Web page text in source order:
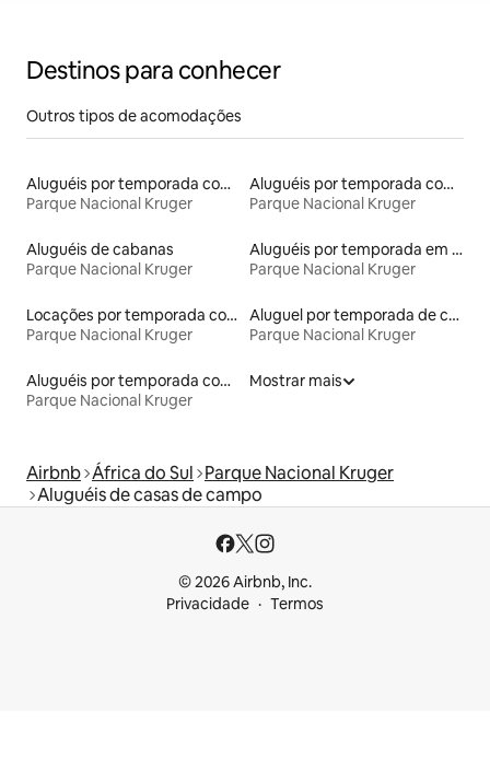
Destinos para conhecer
Outros tipos de acomodações
Aluguéis por temporada com acesso ao lago
Parque Nacional Kruger
Aluguéis por temporada com café da manhã
Parque Nacional Kruger
Aluguéis de cabanas
Parque Nacional Kruger
Aluguéis por temporada em hotéis-fazenda
Parque Nacional Kruger
Locações por temporada com piscina
Parque Nacional Kruger
Aluguel por temporada de casas de veraneio
Parque Nacional Kruger
Aluguéis por temporada com suítes privativas
Parque Nacional Kruger
Mostrar mais
Airbnb África do Sul Parque Nacional Kruger
Aluguéis de casas de campo
© 2026 Airbnb, Inc.
Privacidade
Termos